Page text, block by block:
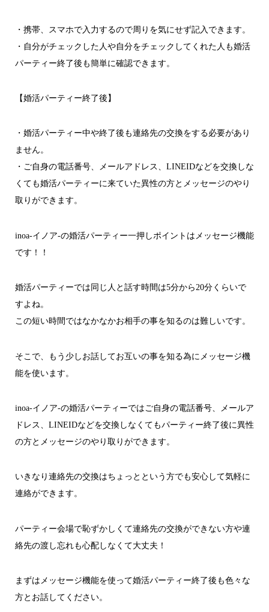
・携帯、スマホで入力するので周りを気にせず記入できます。
・自分がチェックした人や自分をチェックしてくれた人も婚活
パーティー終了後も簡単に確認できます。
【婚活パーティー終了後】
・婚活パーティー中や終了後も連絡先の交換をする必要があり
ません。
・ご自身の電話番号、メールアドレス、LINEIDなどを交換しな
くても婚活パーティーに来ていた異性の方とメッセージのやり
取りができます。
inoa-イノア-の婚活パーティー一押しポイントはメッセージ機能
です！！
婚活パーティーでは同じ人と話す時間は5分から20分くらいで
すよね。
この短い時間ではなかなかお相手の事を知るのは難しいです。
そこで、もう少しお話してお互いの事を知る為にメッセージ機
能を使います。
inoa-イノア-の婚活パーティーではご自身の電話番号、メールア
ドレス、LINEIDなどを交換しなくてもパーティー終了後に異性
の方とメッセージのやり取りができます。
いきなり連絡先の交換はちょっとという方でも安心して気軽に
連絡ができます。
パーティー会場で恥ずかしくて連絡先の交換ができない方や連
絡先の渡し忘れも心配しなくて大丈夫！
まずはメッセージ機能を使って婚活パーティー終了後も色々な
方とお話してください。